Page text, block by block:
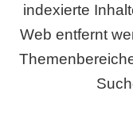
indexierte
Web entfernt